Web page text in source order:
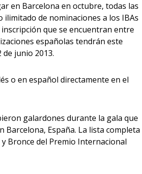
en Barcelona en octubre, todas las
de nominaciones a los IBAs
que se encuentran entre
españolas tendrán este
junio 2013.
o en español directamente en el
galardones durante la gala que
Barcelona, España. La lista completa
Bronce del Premio Internacional